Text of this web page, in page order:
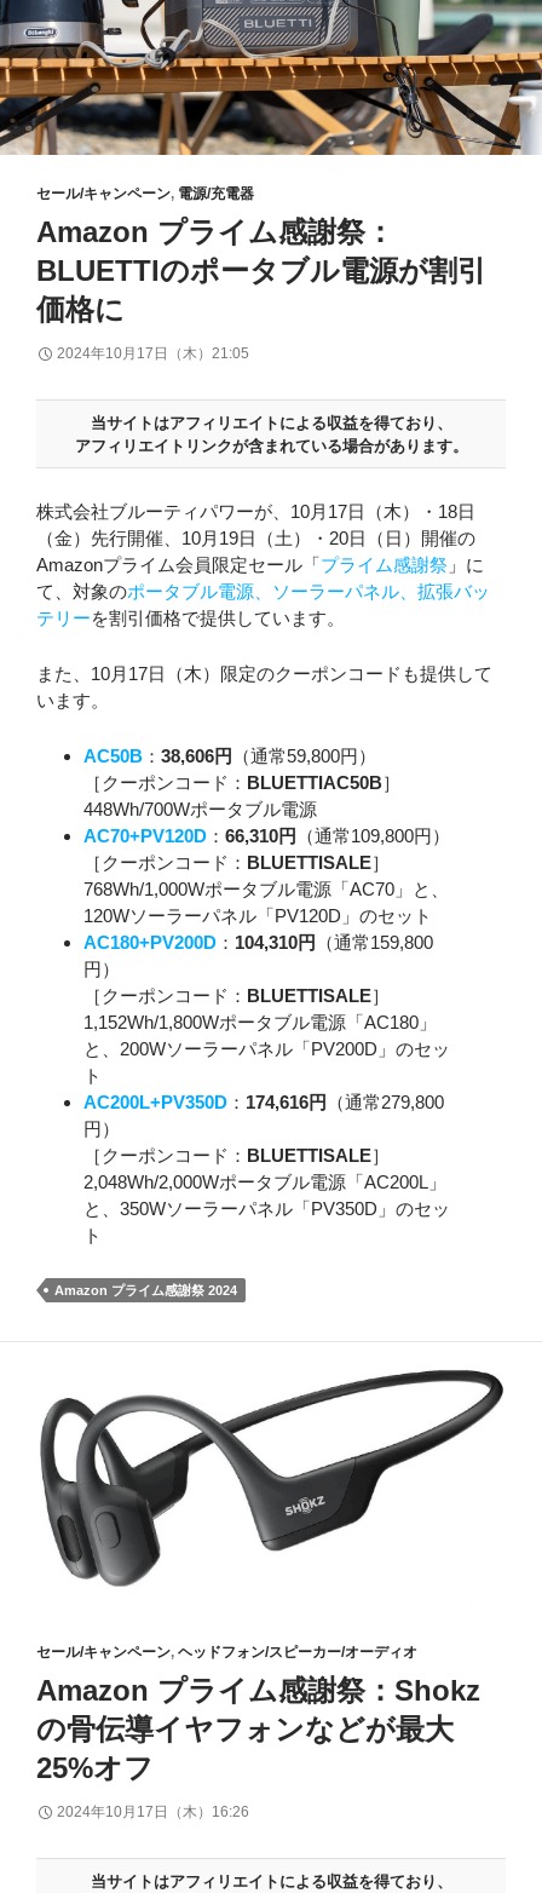
セール/キャンペーン, 電源/充電器
Amazon プライム感謝祭：
BLUETTIのポータブル電源が割引
価格に
2024年10月17日（木）21:05
当サイトはアフィリエイトによる収益を得ており、
アフィリエイトリンクが含まれている場合があります。
株式会社ブルーティパワーが、10月17日（木）・18日
（金）先行開催、10月19日（土）・20日（日）開催の
Amazonプライム会員限定セール「プライム感謝祭 」に
て、対象のポータブル電源、ソーラーパネル、拡張バッ
テリーを割引価格で提供しています。
また、10月17日（木）限定のクーポンコードも提供して
います。
AC50B ： 38,606円
（通常59,800円）
［クーポンコード： BLUETTIAC50B］
448Wh/700Wポータブル電源
AC70+PV120D ： 66,310円
（通常109,800円）
［クーポンコード： BLUETTISALE］
768Wh/1,000Wポータブル電源「AC70」と、
120Wソーラーパネル「PV120D」のセット
AC180+PV200D ： 104,310円
（通常159,800
円）
［クーポンコード： BLUETTISALE］
1,152Wh/1,800Wポータブル電源「AC180」
と、200Wソーラーパネル「PV200D」のセッ
ト
AC200L+PV350D ： 174,616円
（通常279,800
円）
［クーポンコード： BLUETTISALE］
2,048Wh/2,000Wポータブル電源「AC200L」
と、350Wソーラーパネル「PV350D」のセッ
ト
Amazon プライム感謝祭 2024
セール/キャンペーン, ヘッドフォン/スピーカー/オーディオ
Amazon プライム感謝祭：Shokz
の骨伝導イヤフォンなどが最大
25%オフ
2024年10月17日（木）16:26
当サイトはアフィリエイトによる収益を得ており、